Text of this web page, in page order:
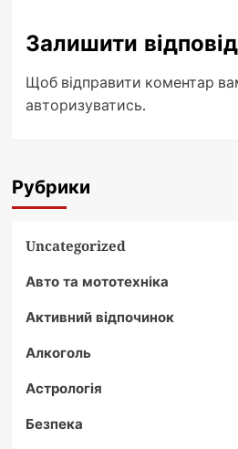
Залишити
Щоб відправити коментар
авторизуватись.
Рубрики
Uncategorized
Авто та мототехніка
Активний відпочинок
Алкоголь
Астрологія
Безпека